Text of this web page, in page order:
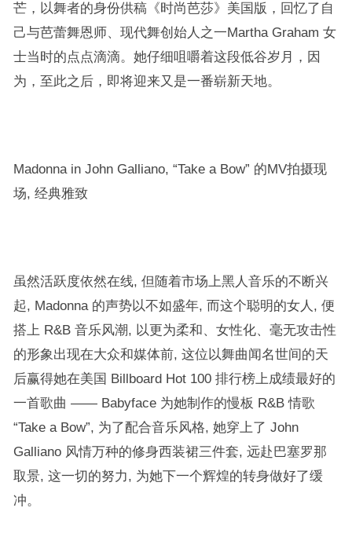
芒，以舞者的身份供稿《时尚芭莎》美国版，回忆了自
己与芭蕾舞恩师、现代舞创始人之一Martha Graham 女
士当时的点点滴滴。她仔细咀嚼着这段低谷岁月，因
为，至此之后，即将迎来又是一番崭新天地。
Madonna in John Galliano, “Take a Bow” 的MV拍摄现
场, 经典雅致
虽然活跃度依然在线, 但随着市场上黑人音乐的不断兴
起, Madonna 的声势以不如盛年, 而这个聪明的女人, 便
搭上 R&B 音乐风潮, 以更为柔和、女性化、毫无攻击性
的形象出现在大众和媒体前, 这位以舞曲闻名世间的天
后赢得她在美国 Billboard Hot 100 排行榜上成绩最好的
一首歌曲 —— Babyface 为她制作的慢板 R&B 情歌
“Take a Bow”, 为了配合音乐风格, 她穿上了 John
Galliano 风情万种的修身西装裙三件套, 远赴巴塞罗那
取景, 这一切的努力, 为她下一个辉煌的转身做好了缓
冲。